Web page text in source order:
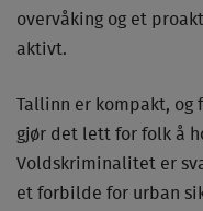
overvåking og et
aktivt.
Tallinn er kompakt, og
gjør det lett for folk å
Voldskriminalitet er
et forbilde for urban